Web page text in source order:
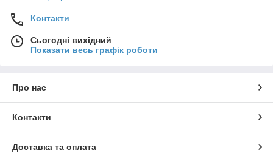
Контакти
Сьогодні вихідний
Показати весь графік роботи
Про нас
Контакти
Доставка та оплата